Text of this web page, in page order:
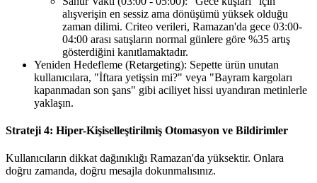
alışverişin en sessiz ama dönüşümü yüksek olduğu
zaman dilimi. Criteo verileri, Ramazan'da gece 03:00-
04:00 arası satışların normal günlere göre %35 artış
gösterdiğini kanıtlamaktadır.
Yeniden Hedefleme (Retargeting): Sepette ürün unutan
kullanıcılara, "İftara yetişsin mi?" veya "Bayram kargoları
kapanmadan son şans" gibi aciliyet hissi uyandıran metinlerle
yaklaşın.
Strateji 4: Hiper-Kişiselleştirilmiş Otomasyon ve Bildirimler
Kullanıcıların dikkat dağınıklığı Ramazan'da yüksektir. Onlara
doğru zamanda, doğru mesajla dokunmalısınız.